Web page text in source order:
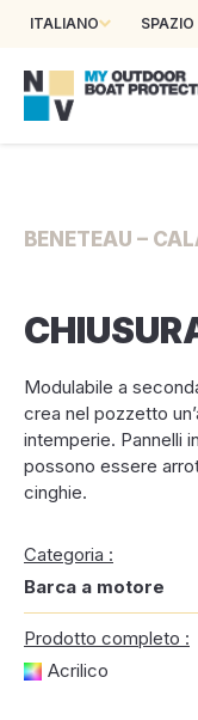
ITALIANO
BENETEAU –
Modulabile a
crea nel pozzetto
intemperie. Pannelli
possono essere
cinghie.
Categoria :
Barca a motore
Prodotto completo :
Acrilico